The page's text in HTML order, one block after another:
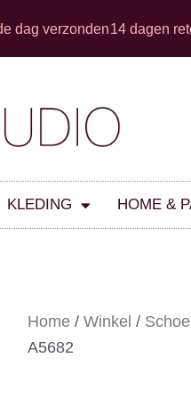
dag verzonden14 dagen
KLEDING HOME &
Home / Winkel /
A5682